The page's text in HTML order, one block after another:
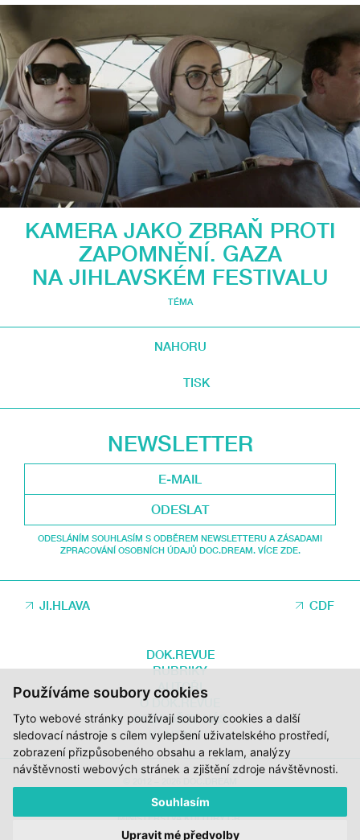
Používáme soubory cookies
Tyto webové stránky používají soubory cookies a další
sledovací nástroje s cílem vylepšení uživatelského prostředí,
zobrazení přizpůsobeného obsahu a reklam, analýzy
návštěvnosti webových stránek a zjištění zdroje návštěvnosti.
Souhlasím
Upravit mé předvolby
KAMERA JAKO ZBRAŇ PROTI
ZAPOMNĚNÍ. GAZA
NA JIHLAVSKÉM FESTIVALU
TÉMA
NAHORU
TISK
NEWSLETTER
ODESLAT
ODESLÁNÍM SOUHLASÍM S ODBĚREM NEWSLETTERU A ZÁSADAMI
ZPRACOVÁNÍ OSOBNÍCH ÚDAJŮ DOC.DREAM. VÍCE ZDE.
JI.HLAVA CDF
DOK.REVUE
RUBRIKY
AUTOŘI
O DOK.REVUE
PODPOŘTE NÁS
KONTAKTY
ZA PODPORY STÁTNÍHO FONDU KINEMATOGRAFIE, KRAJE VYSOČINA A
MINISTERSTVA KULTURY ČR.